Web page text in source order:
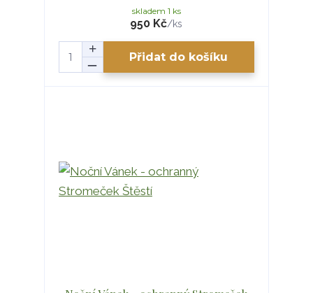
950 Kč/ks
skladem 1 ks
Přidat do košíku